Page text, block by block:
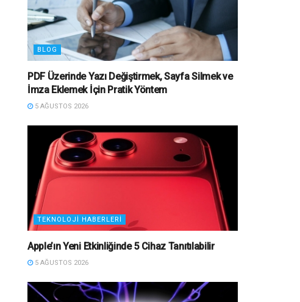
BLOG
PDF Üzerinde Yazı Değiştirmek, Sayfa Silmek ve
İmza Eklemek İçin Pratik Yöntem
5 AĞUSTOS 2026
TEKNOLOJI HABERLERI
Apple’ın Yeni Etkinliğinde 5 Cihaz Tanıtılabilir
5 AĞUSTOS 2026